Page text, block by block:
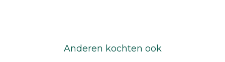
Anderen kochten ook